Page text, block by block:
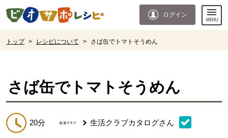
ページの先頭です。
ログイン
トップ > レシピについて > さば缶でトマトそうめん
さば缶でトマトそうめん
20分 生活クラブカタログさん